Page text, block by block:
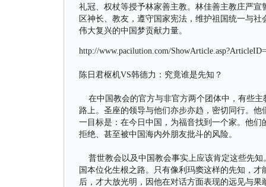
礼冠、权杖等授予林家善主教。林佳善主教庄严
区神长、教友，遵守国家宪法，维护祖国统一与
伟大复兴的中国梦贡献力量。
http://www.pacilution.com/
陈日君枢机VS韩德力：究竟谁是先知？
在中国教会的官方与非官方两个团体中，有些主
路上。圣座的领导与他们亦步亦趋，密切同行。
一目标是：在今日中国，为福音找到一个家。他
拒绝、甚至被中国海内外朋友批斗的风险。
普世教会以及中国教会事实上应该肯定这些先知
国本位化生根之路。只有像利玛窦这样的先知，
后，才大放光明，因他在对话方面表现的远见与